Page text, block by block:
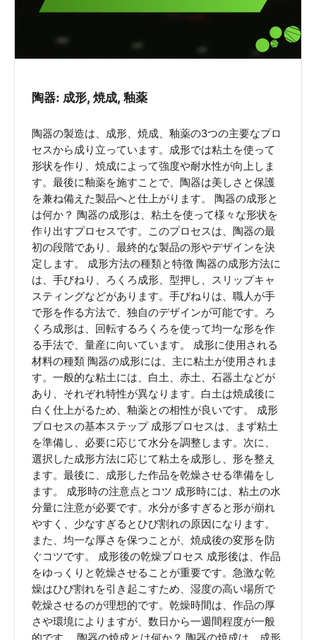
陶器: 成形, 焼成, 釉薬
陶器の製造は、成形、焼成、釉薬の3つの主要なプロ
セスから成り立っています。成形では粘土を使って
形状を作り、焼成によって強度や耐水性が向上しま
す。最後に釉薬を施すことで、陶器は美しさと保護
を兼ね備えた製品へと仕上がります。 陶器の成形と
は何か？ 陶器の成形は、粘土を使って様々な形状を
作り出すプロセスです。このプロセスは、陶器の最
初の段階であり、最終的な製品の形やデザインを決
定します。 成形方法の種類と特徴 陶器の成形方法に
は、手びねり、ろくろ成形、型押し、スリップキャ
スティングなどがあります。手びねりは、職人が手
で形を作る方法で、独自のデザインが可能です。ろ
くろ成形は、回転するろくろを使って均一な形を作
る手法で、量産に向いています。 成形に使用される
材料の種類 陶器の成形には、主に粘土が使用されま
す。一般的な粘土には、白土、赤土、石器土などが
あり、それぞれ特性が異なります。白土は焼成後に
白く仕上がるため、釉薬との相性が良いです。 成形
プロセスの基本ステップ 成形プロセスは、まず粘土
を準備し、必要に応じて水分を調整します。次に、
選択した成形方法に応じて粘土を成形し、形を整え
ます。最後に、成形した作品を乾燥させる準備をし
ます。 成形時の注意点とコツ 成形時には、粘土の水
分量に注意が必要です。水分が多すぎると形が崩れ
やすく、少なすぎるとひび割れの原因になります。
また、均一な厚さを保つことが、焼成後の変形を防
ぐコツです。 成形後の乾燥プロセス 成形後は、作品
をゆっくりと乾燥させることが重要です。急激な乾
燥はひび割れを引き起こすため、湿度の高い場所で
乾燥させるのが理想的です。乾燥時間は、作品の厚
さや環境によりますが、数日から一週間程度が一般